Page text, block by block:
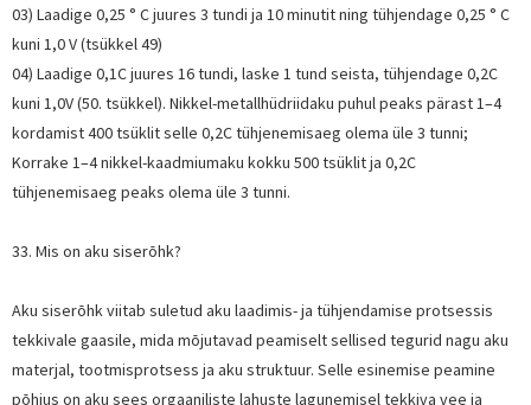
03) Laadige 0,25 ° C juures 3 tundi ja 10 minutit ning tühjendage 0,25 ° C
kuni 1,0 V (tsükkel 49)
04) Laadige 0,1C juures 16 tundi, laske 1 tund seista, tühjendage 0,2C
kuni 1,0V (50. tsükkel). Nikkel-metallhüdriidaku puhul peaks pärast 1–4
kordamist 400 tsüklit selle 0,2C tühjenemisaeg olema üle 3 tunni;
Korrake 1–4 nikkel-kaadmiumaku kokku 500 tsüklit ja 0,2C
tühjenemisaeg peaks olema üle 3 tunni.
33. Mis on aku siserõhk?
Aku siserõhk viitab suletud aku laadimis- ja tühjendamise protsessis
tekkivale gaasile, mida mõjutavad peamiselt sellised tegurid nagu aku
materjal, tootmisprotsess ja aku struktuur. Selle esinemise peamine
põhjus on aku sees orgaaniliste lahuste lagunemisel tekkiva vee ja